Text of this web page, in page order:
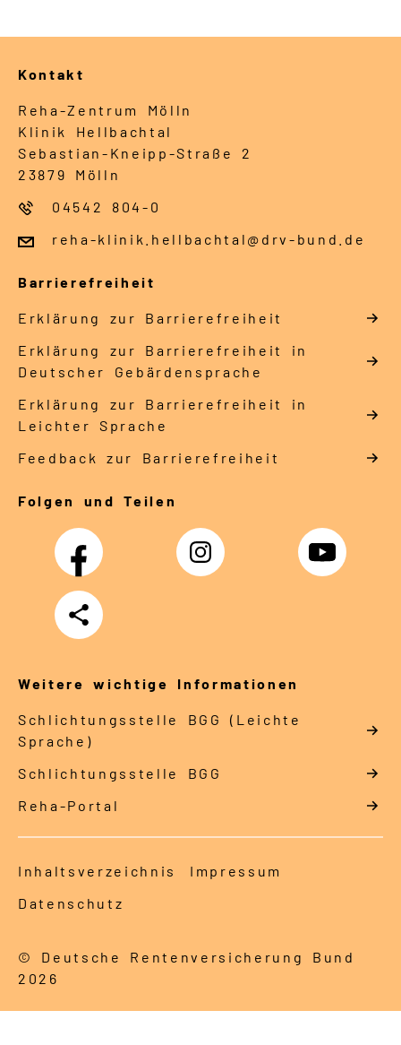
Kontakt
Reha-Zentrum Mölln
Klinik Hellbachtal
Sebastian-Kneipp-Straße 2
23879 Mölln
04542 804-0
reha-klinik.hellbachtal@drv-bund.de
Barrierefreiheit
Erklärung zur Barrierefreiheit
Erklärung zur Barrierefreiheit in
Deutscher Gebärdensprache
Erklärung zur Barrierefreiheit in
Leichter Sprache
Feedback zur Barrierefreiheit
Folgen und Teilen
Facebook Instagram YouTube
Teilen
Weitere wichtige Informationen
Schlich­tungs­stel­le BGG (Leichte
Sprache)
Schlich­tungs­stel­le BGG
Reha-Portal
Inhaltsverzeichnis
Impressum
Datenschutz
© Deutsche Rentenversicherung Bund
2026